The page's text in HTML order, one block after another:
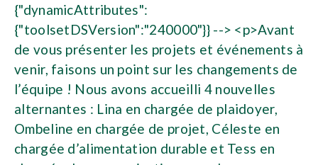
{"dynamicAttributes":
{"toolsetDSVersion":"240000"}} --> <p>Avant
de vous présenter les projets et événements à
venir, faisons un point sur les changements de
l’équipe ! Nous avons accueilli 4 nouvelles
alternantes : Lina en chargée de plaidoyer,
Ombeline en chargée de projet, Céleste en
chargée d’alimentation durable et Tess en